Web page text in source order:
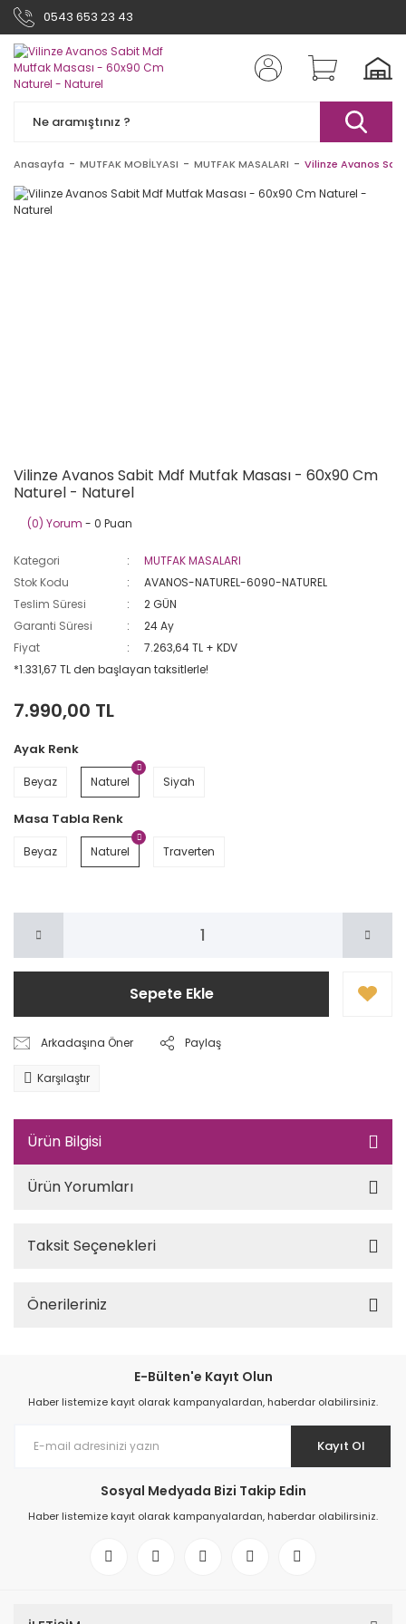
0543 653 23 43
Anasayfa MUTFAK MOBİLYASI MUTFAK MASALARI Vilinze Avanos
Vilinze Avanos Sabit Mdf Mutfak Masası - 60x90 Cm
Naturel - Naturel
(0) Yorum - 0 Puan
Kategori
MUTFAK MASALARI
Stok Kodu
AVANOS-NATUREL-6090-NATUREL
Teslim Süresi
2 GÜN
Garanti Süresi
24 Ay
Fiyat
7.263,64 TL + KDV
*1.331,67 TL den başlayan taksitlerle!
7.990,00 TL
Ayak Renk
Beyaz Naturel Siyah
Masa Tabla Renk
Beyaz Naturel Traverten
Sepete Ekle
Arkadaşına Öner Paylaş
Karşılaştır
Ürün Bilgisi
Ürün Yorumları
Taksit Seçenekleri
Önerileriniz
E-Bülten'e Kayıt Olun
Haber listemize kayıt olarak kampanyalardan, haberdar olabilirsiniz.
Kayıt Ol
Sosyal Medyada Bizi Takip Edin
Haber listemize kayıt olarak kampanyalardan, haberdar olabilirsiniz.